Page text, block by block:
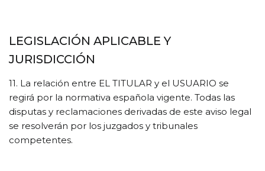
LEGISLACIÓN APLICABLE Y
JURISDICCIÓN
11. La relación entre EL TITULAR y el USUARIO se
regirá por la normativa española vigente. Todas las
disputas y reclamaciones derivadas de este aviso legal
se resolverán por los juzgados y tribunales
competentes.